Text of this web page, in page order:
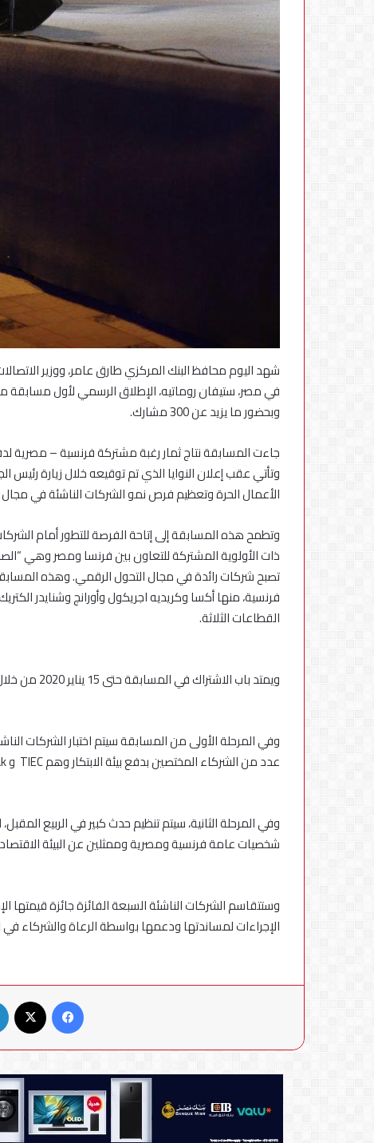
شهد اليوم محافظ البنك المركزي طارق عامر، ووزير
في مصر، ستيفان روماتيه، الإطلاق الرسمي لأول مسابقة
وبحضور ما يزيد عن 300 مشارك.
جاءت المسابقة نتاج ثمار رغبة مشتركة فرنسية – مصرية
الأعمال الحرة وتعظيم فرص نمو الشركات الناشئة في مجال
وتطمح هذه المسابقة إلى إتاحة الفرصة للتطور أمام
ذات الأولوية المشتركة للتعاون بين فرنسا ومصر وهي
فرنسية، منها أكسا وكريديه اجريكول وأورانج وشنايدر
القطاعات الثلاثة.
ويمتد باب الاشتراك في المسابقة حتى 15 يناير 2020 من خلال المنصة الالكترونية: http://startup.franceinegypt.com
وفي المرحلة الأولى من المسابقة سيتم اختبار الشركات
عدد من الشركاء المختصين بدفع بيئة الابتكار وهم TIEC و Falak و Flat6LabsوEFG EV Fintech.
وفي المرحلة الثانية، سيتم تنظيم حدث كبير في الربيع
شخصيات عامة فرنسية ومصرية وممثلين عن البيئة
الإجراءات لمساندتها ودعمها بواسطة الرعاة والشركاء
فيسبوك
في
مصر